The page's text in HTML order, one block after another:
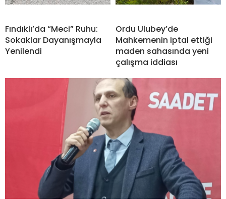
Fındıklı’da “Meci” Ruhu:
Sokaklar Dayanışmayla
Yenilendi
Ordu Ulubey’de
Mahkemenin iptal ettiği
maden sahasında yeni
çalışma iddiası